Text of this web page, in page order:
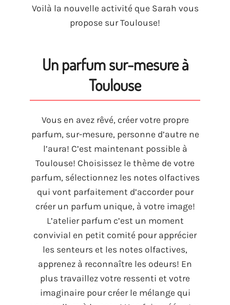
Voilà la nouvelle activité que Sarah vous
propose sur Toulouse!
Un parfum sur-mesure à
Toulouse
Vous en avez rêvé, créer votre propre
parfum, sur-mesure, personne d’autre ne
l’aura! C’est maintenant possible à
Toulouse! Choisissez le thème de votre
parfum, sélectionnez les notes olfactives
qui vont parfaitement d’accorder pour
créer un parfum unique, à votre image!
L’atelier parfum c’est un moment
convivial en petit comité pour apprécier
les senteurs et les notes olfactives,
apprenez à reconnaître les odeurs! En
plus travaillez votre ressenti et votre
imaginaire pour créer le mélange qui